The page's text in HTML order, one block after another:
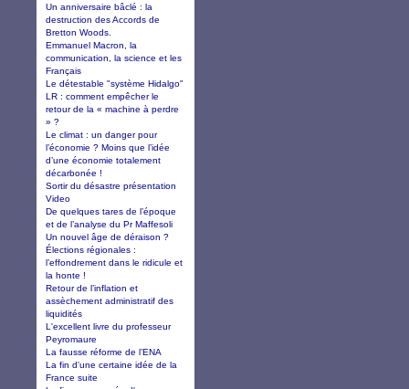
Un anniversaire bâclé : la
destruction des Accords de
Bretton Woods.
Emmanuel Macron, la
communication, la science et les
Français
Le détestable "système Hidalgo"
LR : comment empêcher le
retour de la « machine à perdre
» ?
Le climat : un danger pour
l’économie ? Moins que l’idée
d’une économie totalement
décarbonée !
Sortir du désastre présentation
Video
De quelques tares de l’époque
et de l’analyse du Pr Maffesoli
Un nouvel âge de déraison ?
Élections régionales :
l’effondrement dans le ridicule et
la honte !
Retour de l’inflation et
assèchement administratif des
liquidités
L'excellent livre du professeur
Peyromaure
La fausse réforme de l’ENA
La fin d'une certaine idée de la
France suite